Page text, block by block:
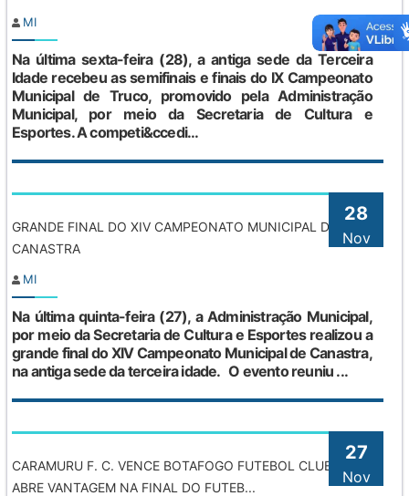
MI
Na última sexta-feira (28), a antiga sede da Terceira
Idade recebeu as semifinais e finais do IX Campeonato
Municipal de Truco, promovido pela Administração
Municipal, por meio da Secretaria de Cultura e
Esportes. A competi&ccedi...
28
Nov
GRANDE FINAL DO XIV CAMPEONATO MUNICIPAL DE
CANASTRA
MI
Na última quinta-feira (27), a Administração Municipal,
por meio da Secretaria de Cultura e Esportes realizou a
grande final do XIV Campeonato Municipal de Canastra,
na antiga sede da terceira idade. O evento reuniu ...
27
Nov
CARAMURU F. C. VENCE BOTAFOGO FUTEBOL CLUBE E
ABRE VANTAGEM NA FINAL DO FUTEB...